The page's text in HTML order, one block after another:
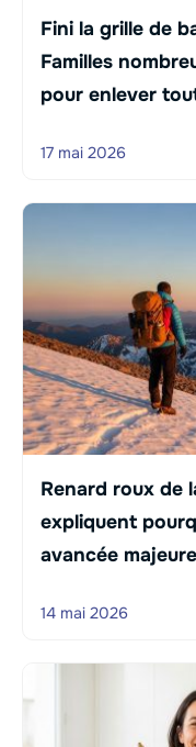
Fini la grille de
Familles
pour enlever
17 mai 2026
Renard roux de
expliquent
avancée
14 mai 2026